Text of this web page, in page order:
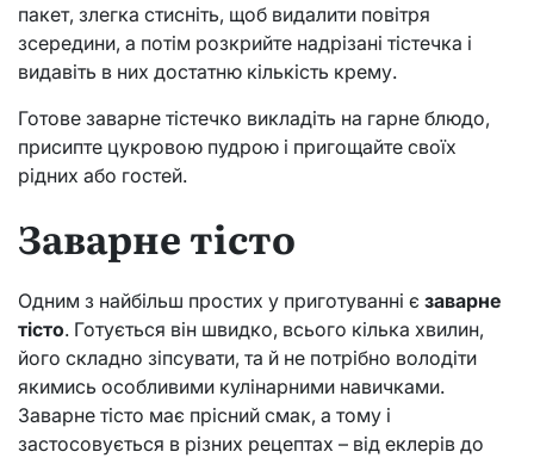
пакет, злегка стисніть, щоб видалити повітря
зсередини, а потім розкрийте надрізані тістечка і
видавіть в них достатню кількість крему.
Готове заварне тістечко викладіть на гарне блюдо,
присипте цукровою пудрою і пригощайте своїх
рідних або гостей.
Заварне тісто
Одним з найбільш простих у приготуванні є заварне
тісто. Готується він швидко, всього кілька хвилин,
його складно зіпсувати, та й не потрібно володіти
якимись особливими кулінарними навичками.
Заварне тісто має прісний смак, а тому і
застосовується в різних рецептах – від еклерів до